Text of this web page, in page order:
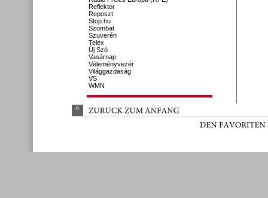
Reflektor
Reposzt
Stop.hu
Szombat
Szuverén
Telex
Új Szó
Vasárnap
Véleményvezér
Világgazdaság
VS
WMN
^ ZURÜCK ZUM ANFANG
DEN FAVORITEN